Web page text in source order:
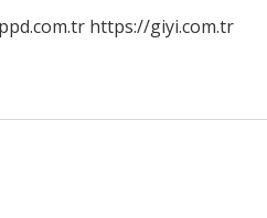
https://giyi.com.tr